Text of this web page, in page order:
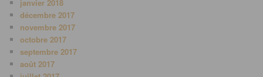
janvier 2018
décembre 2017
novembre 2017
octobre 2017
septembre 2017
août 2017